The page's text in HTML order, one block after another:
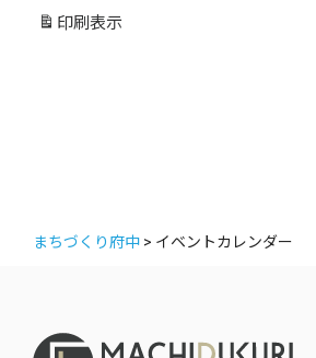
リ
印刷 表示
まちづくり府中 > イベントカレンダー